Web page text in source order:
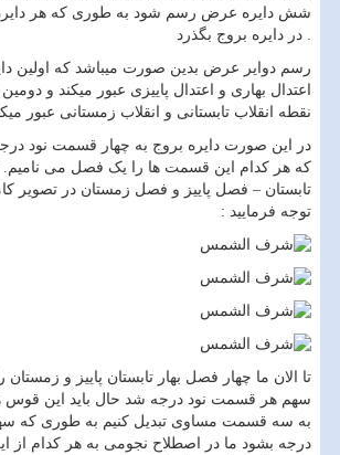
شش دایره عرض رسم شود به طوری که هر
رسم دوایر عرض بدین صورت میباشد که اولین
اعتدال بهاری و اعتدال پاییزی عبور میکند و
نقطه انقلاب تابستانی و انقلاب زمستانی عبور
در این صورت دایره بروج به چهار قسمت نود
که هر کدام این قسمت ها را یک فصل می
تابستان – فصل پاییز و فصل زمستان در تصویر
توجه فرمایید :
تا الان ما چهار فصل بهار تابستان پاییز و
سهم هر قسمت نود درجه شد حال باید این قوس
درجه بشود ما در اصطلاح نجومی به هر کدام از